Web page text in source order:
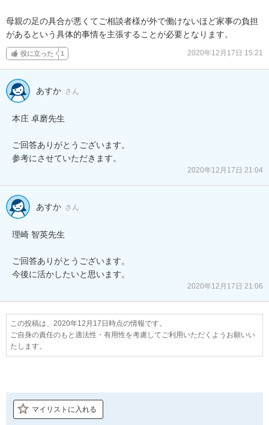
母親の足の具合が悪くてご相談者様が外で働けないほど家事の負担
があるという具体的事情を主張することが必要となります。
役に立った 1 2020年12月17日 15:21
あすか さん
本庄 卓磨先生
ご回答ありがとうございます。
参考にさせていただきます。
2020年12月17日 21:04
あすか さん
理崎 智英先生
ご回答ありがとうございます。
今後に活かしたいと思います。
2020年12月17日 21:06
この投稿は、2020年12月17日時点の情報です。
ご自身の責任のもと適法性・有用性を考慮してご利用いただくようお願いい
たします。
マイリストに入れる